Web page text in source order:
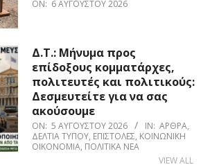
ON: 6 ΑΥΓΟΎΣΤΟΥ 2026
Δ.Τ.: Μήνυμα προς
επίδοξους κομματάρχες,
πολιτευτές και πολιτικούς:
Δεσμευτείτε για να σας
ακούσουμε
ON: 5 ΑΥΓΟΎΣΤΟΥ 2026 IN: ΆΡΘΡΑ,
ΔΕΛΤΊΑ ΤΎΠΟΥ, ΕΠΙΣΤΟΛΈΣ, ΚΟΙΝΩΝΙΚΉ
ΟΙΚΟΝΟΜΊΑ, ΠΟΛΙΤΙΚΆ ΝΈΑ
VIEW ALL